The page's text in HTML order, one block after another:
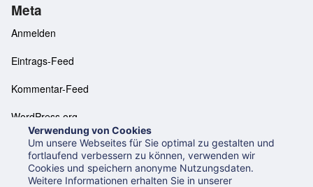
Meta
Anmelden
Eintrags-Feed
Kommentar-Feed
WordPress.org
Neues aus der UB Mannheim
Datenschutzerklärung
Verwendung von Cookies
Um unsere Webseites für Sie optimal zu gestalten und
fortlaufend verbessern zu können, verwenden wir
Cookies und speichern anonyme Nutzungsdaten.
Weitere Informationen erhalten Sie in unserer